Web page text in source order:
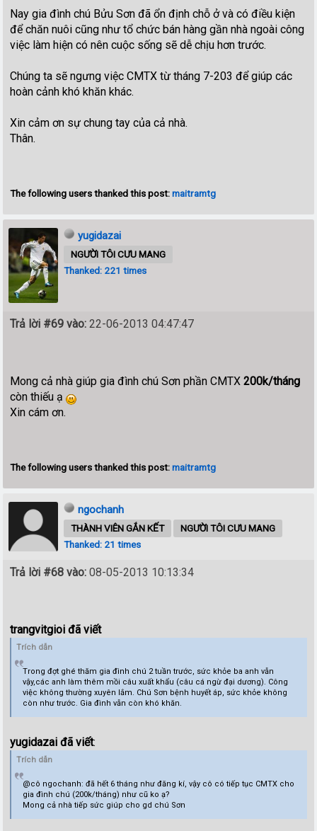
Nay gia đình chú Bửu Sơn đã ổn định chỗ ở và có điều kiện
để chăn nuôi cũng như tổ chức bán hàng gần nhà ngoài công
việc làm hiện có nên cuộc sống sẽ dễ chịu hơn trước.
Chúng ta sẽ ngưng việc CMTX từ tháng 7-203 để giúp các
hoàn cảnh khó khăn khác.
Xin cảm ơn sự chung tay của cả nhà.
Thân.
The following users thanked this post:maitramtg
yugidazai
NGƯỜI TÔI CƯU MANG
Thanked: 221 times
Trả lời #69 vào: 22-06-2013 04:47:47
Mong cả nhà giúp gia đình chú Sơn phần CMTX200k/tháng
còn thiếu ạ
Xin cám ơn.
The following users thanked this post:maitramtg
ngochanh
THÀNH VIÊN GẮN KẾT
NGƯỜI TÔI CƯU MANG
Thanked: 21 times
Trả lời #68 vào: 08-05-2013 10:13:34
trangvitgioi đã viết
Trích dẫn
Trong đợt ghé thăm gia đình chú 2 tuần trước, sức khỏe ba anh vẫn
vậy,các anh làm thêm mồi câu xuất khẩu (câu cá ngừ đại dương). Công
việc không thường xuyên lắm. Chú Sơn bệnh huyết áp, sức khỏe không
còn như trước. Gia đình vẫn còn khó khăn.
yugidazai đã viết:
Trích dẫn
@cô ngochanh: đã hết 6 tháng như đăng kí, vậy cô có tiếp tục CMTX cho
gia đình chú (200k/tháng) như cũ ko ạ?
Mong cả nhà tiếp sức giúp cho gd chú Sơn